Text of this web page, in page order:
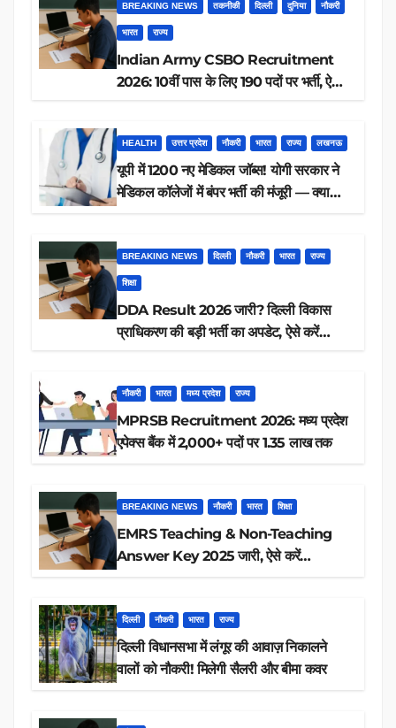
BREAKING NEWS तकनीकी दिल्ली दुनिया नौकरी
भारत राज्य
Indian Army CSBO Recruitment
2026: 10वीं पास के लिए 190 पदों पर भर्ती, ऐसे
HEALTH उत्तर प्रदेश नौकरी भारत राज्य लखनऊ
यूपी में 1200 नए मेडिकल जॉब्स! योगी सरकार ने
मेडिकल कॉलेजों में बंपर भर्ती की मंजूरी — क्या
BREAKING NEWS दिल्ली नौकरी भारत राज्य
शिक्षा
DDA Result 2026 जारी? दिल्ली विकास
प्राधिकरण की बड़ी भर्ती का अपडेट, ऐसे करें
नौकरी भारत मध्य प्रदेश राज्य
MPRSB Recruitment 2026: मध्य प्रदेश
एपेक्स बैंक में 2,000+ पदों पर 1.35 लाख तक
BREAKING NEWS नौकरी भारत शिक्षा
EMRS Teaching & Non-Teaching
Answer Key 2025 जारी, ऐसे करें
दिल्ली नौकरी भारत राज्य
दिल्ली विधानसभा में लंगूर की आवाज़ निकालने
वालों को नौकरी! मिलेगी सैलरी और बीमा कवर